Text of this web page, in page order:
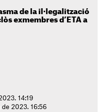
de la il·legalització
exmembres d’ETA a
14:19
2023. 16:56